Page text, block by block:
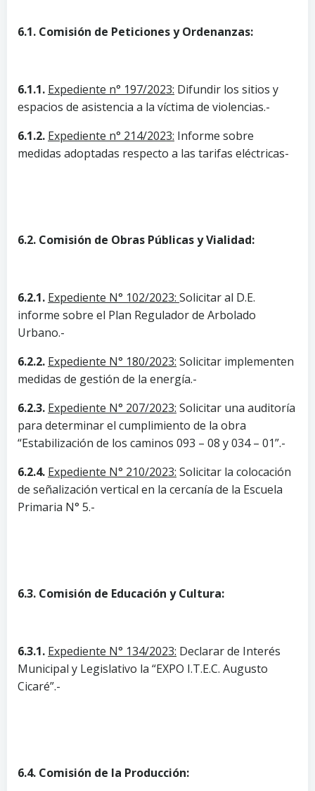
6.1. Comisión de Peticiones y Ordenanzas:
6.1.1. Expediente n° 197/2023: Difundir los sitios y
espacios de asistencia a la víctima de violencias.-
6.1.2. Expediente n° 214/2023: Informe sobre
medidas adoptadas respecto a las tarifas eléctricas-
6.2. Comisión de Obras Públicas y Vialidad:
6.2.1. Expediente N° 102/2023: Solicitar al D.E.
informe sobre el Plan Regulador de Arbolado
Urbano.-
6.2.2. Expediente N° 180/2023: Solicitar implementen
medidas de gestión de la energía.-
6.2.3. Expediente N° 207/2023: Solicitar una auditoría
para determinar el cumplimiento de la obra
“Estabilización de los caminos 093 – 08 y 034 – 01”.-
6.2.4. Expediente N° 210/2023: Solicitar la colocación
de señalización vertical en la cercanía de la Escuela
Primaria N° 5.-
6.3. Comisión de Educación y Cultura:
6.3.1. Expediente N° 134/2023: Declarar de Interés
Municipal y Legislativo la “EXPO I.T.E.C. Augusto
Cicaré”.-
6.4. Comisión de la Producción: